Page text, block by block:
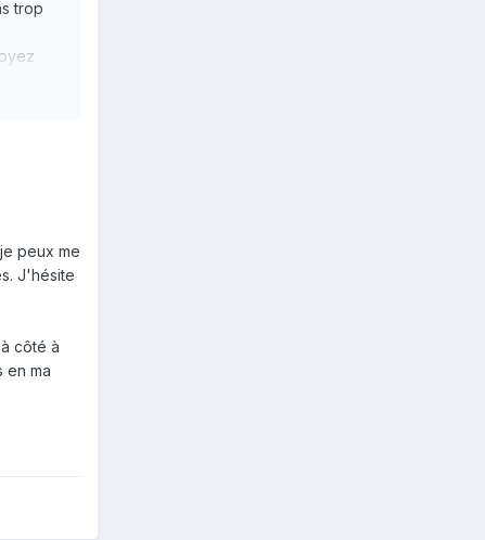
trop
peux me
J'hésite
côté à
en ma